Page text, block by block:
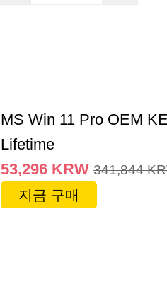
MS Win 11 Pro OEM
Lifetime
53,296 KRW 341,844
지금 구매